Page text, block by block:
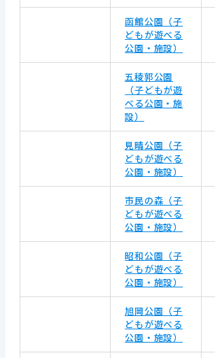
函館公園（子
どもが遊べる
公園・施設）
五稜郭公園
（子どもが遊
べる公園・施
設）
見晴公園（子
どもが遊べる
公園・施設）
市民の森（子
どもが遊べる
公園・施設）
昭和公園（子
どもが遊べる
公園・施設）
旭岡公園（子
どもが遊べる
公園・施設）